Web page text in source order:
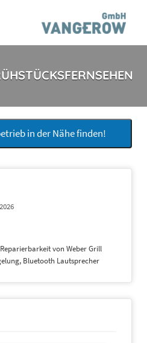
in der Nähe finden!
von Weber Grill
Bluetooth Lautsprecher